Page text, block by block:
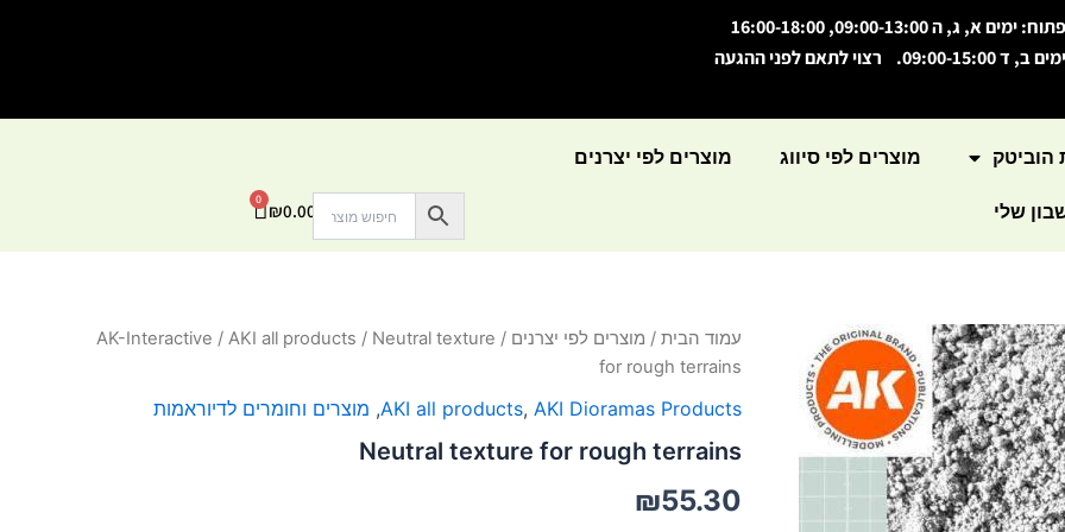
פתוח: ימים א, ג, ה 09:00-13:00, 16:00-18:00
ימים ב, ד 09:00-15:00. רצוי לתאם לפני ההגעה
הוביטק מוצרים לפי סיווג מוצרים לפי יצרנים
שלי ₪0.00
0
עגלת
עמוד הבית / מוצרים לפי יצרנים /
AK-Interactive / AKI all products / Neutral texture
for rough terrains
AKI all products, AKI Dioramas Products
, מוצרים וחומרים לדיוראמות
Neutral texture for rough terrains
₪55.30
כמות
texture
rough